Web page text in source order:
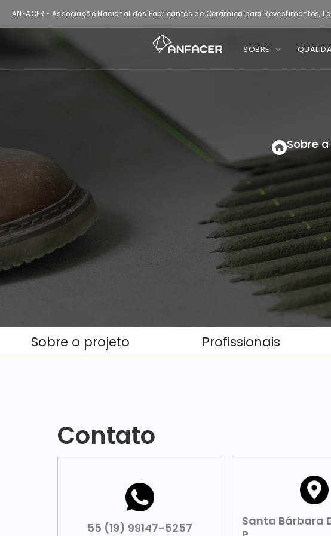
ANFACER • Associação Nacional dos Fabricantes de Cerâmica para Revestimentos,
SOBRE
Sobre
Sobre o projeto Profissionais
Contato
55 (19) 99147-5257
Santa Bárbara